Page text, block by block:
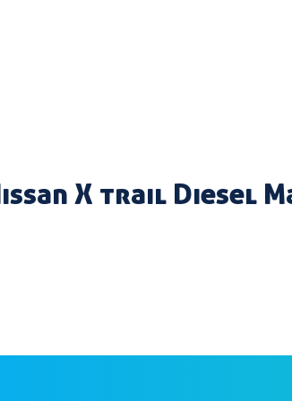
X trail Diesel